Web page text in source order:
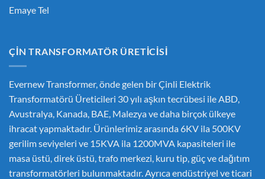
Emaye Tel
ÇIN TRANSFORMATÖR ÜRETICISI
Evernew Transformer, önde gelen birÇinli Elektrik
Transformatörü Üreticileri 30 yılı aşkın tecrübesi ile ABD,
Avustralya, Kanada, BAE, Malezya ve daha birçok ülkeye
ihracat yapmaktadır. Ürünlerimiz arasında 6KV ila 500KV
gerilim seviyeleri ve 15KVA ila 1200MVA kapasiteleri ile
masa üstü, direk üstü, trafo merkezi, kuru tip, güç ve dağıtım
transformatörleri bulunmaktadır. Ayrıca endüstriyel ve ticari